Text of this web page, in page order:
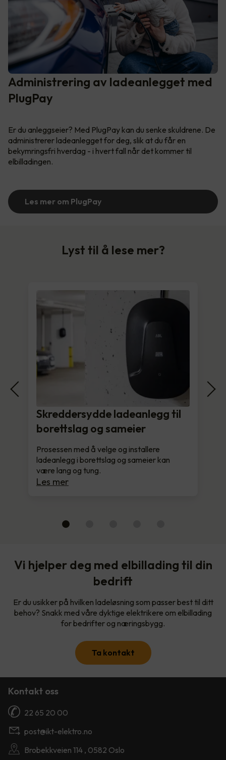
Administrering av ladeanlegget med
PlugPay
Er du anleggseier? Med PlugPay kan du senke skuldrene. De
administrerer ladeanlegget for deg, slik at du får en
bekymringsfri hverdag - i hvert fall når det kommer til
elbilladingen.
Les mer om PlugPay
Lyst til å lese mer?
Skreddersydde ladeanlegg til
borettslag og sameier
Prosessen med å velge og installere
ladeanlegg i borettslag og sameier kan
være lang og tung.
Les mer
Vi hjelper deg med elbillading til din
bedrift
Er du usikker på hvilken ladeløsning som passer best til ditt
behov? Snakk med våre dyktige elektrikere om elbillading
for bedrifter og næringsbygg.
Ta kontakt
Kontakt oss
22 65 20 00
post@ikt-elektro.no
Brobekkveien 114 , 0582 Oslo